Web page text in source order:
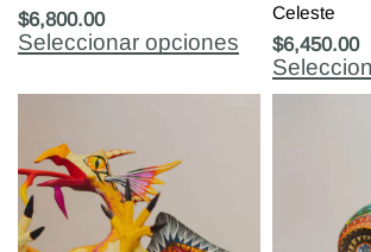
$6,800.00
Seleccionar opciones
Celeste
$6,450.00